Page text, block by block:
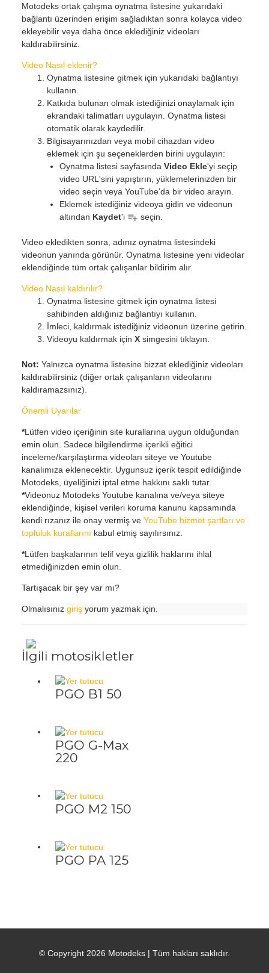
Motodeks ortak çalışma oynatma listesine yukarıdaki
bağlantı üzerinden erişim sağladıktan sonra kolayca video
ekleyebilir veya daha önce eklediğiniz videoları
kaldırabilirsiniz.
Video Nasıl eklenir?
Oynatma listesine gitmek için yukarıdaki bağlantıyı
kullanın.
Katkıda bulunan olmak istediğinizi onaylamak için
ekrandaki talimatları uygulayın. Oynatma listesi
otomatik olarak kaydedilir.
Bilgisayarınızdan veya mobil cihazdan video
eklemek için şu seçeneklerden birini uygulayın:
Oynatma listesi sayfasında Video Ekle'yi seçip
video URL'sini yapıştırın, yüklemelerinizden bir
video seçin veya YouTube'da bir video arayın.
Eklemek istediğiniz videoya gidin ve videonun
altından Kaydet'i seçin.
Video ekledikten sonra, adınız oynatma listesindeki
videonun yanında görünür. Oynatma listesine yeni videolar
eklendiğinde tüm ortak çalışanlar bildirim alır.
Video Nasıl kaldırılır?
Oynatma listesine gitmek için oynatma listesi
sahibinden aldığınız bağlantıyı kullanın.
İmleci, kaldırmak istediğiniz videonun üzerine getirin.
Videoyu kaldırmak için Xsimgesini tıklayın.
Not: Yalnızca oynatma listesine bizzat eklediğiniz videoları
kaldırabilirsiniz (diğer ortak çalışanların videolarını
kaldıramazsınız).
Önemli Uyarılar
*Lütfen video içeriğinin site kurallarına uygun olduğundan
emin olun. Sadece bilgilendirme içerikli eğitici
inceleme/karşılaştırma videoları siteye ve Youtube
kanalımıza eklenecektir. Uygunsuz içerik tespit edildiğinde
Motodeks, üyeliğinizi iptal etme hakkını saklı tutar.
*Videonuz Motodeks Youtube kanalına ve/veya siteye
eklendiğinde, kişisel verileri koruma kanunu kapsamında
kendi rızanız ile onay vermiş ve YouTube hizmet şartları ve
topluluk kurallarını kabul etmiş sayılırsınız.
*Lütfen başkalarının telif veya gizlilik haklarını ihlal
etmediğinizden emin olun.
Tartışacak bir şey var mı?
Olmalısınız girişyorum yazmak için.
İlgili motosikletler
PGO B1 50
PGO G-Max
220
PGO M2 150
PGO PA 125
© Copyright 2026 Motodeks | Tüm hakları saklıdır.